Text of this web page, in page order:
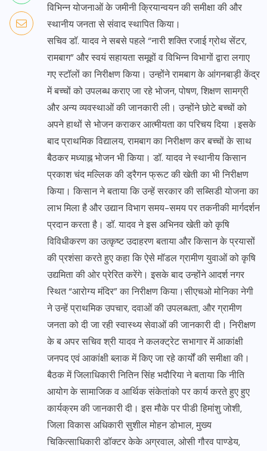
विभिन्न योजनाओं के जमीनी क्रियान्वयन की समीक्षा की और
स्थानीय जनता से संवाद स्थापित किया।
सचिव डॉ. यादव ने सबसे पहले “नारी शक्ति रजाई ग्रोथ सेंटर,
रामबाग” और स्वयं सहायता समूहों व विभिन्न विभागों द्वारा लगाए
गए स्टॉलों का निरीक्षण किया। उन्होंने रामबाग के आंगनबाड़ी केंद्र
में बच्चों को उपलब्ध कराए जा रहे भोजन, पोषण, शिक्षण सामग्री
और अन्य व्यवस्थाओं की जानकारी ली। उन्होंने छोटे बच्चों को
अपने हाथों से भोजन कराकर आत्मीयता का परिचय दिया ।इसके
बाद प्राथमिक विद्यालय, रामबाग का निरीक्षण कर बच्चों के साथ
बैठकर मध्याह्न भोजन भी किया। डॉ. यादव ने स्थानीय किसान
प्रकाश चंद मल्लिक की ड्रैगन फ्रूट की खेती का भी निरीक्षण
किया। किसान ने बताया कि उन्हें सरकार की सब्सिडी योजना का
लाभ मिला है और उद्यान विभाग समय-समय पर तकनीकी मार्गदर्शन
प्रदान करता है। डॉ. यादव ने इस अभिनव खेती को कृषि
विविधीकरण का उत्कृष्ट उदाहरण बताया और किसान के प्रयासों
की प्रशंसा करते हुए कहा कि ऐसे मॉडल ग्रामीण युवाओं को कृषि
उद्यमिता की ओर प्रेरित करेंगे। इसके बाद उन्होंने आदर्श नगर
स्थित “आरोग्य मंदिर” का निरीक्षण किया।सीएचओ मोनिका नेगी
ने उन्हें प्राथमिक उपचार, दवाओं की उपलब्धता, और ग्रामीण
जनता को दी जा रही स्वास्थ्य सेवाओं की जानकारी दी। निरीक्षण
के ब अपर सचिव श्री यादव ने कलक्ट्रेट सभागार में आकांक्षी
जनपद एवं आकांक्षी ब्लाक में किए जा रहे कार्यों की समीक्षा की।
बैठक में जिलाधिकारी नितिन सिंह भदौरिया ने बताया कि नीति
आयोग के सामाजिक व आर्थिक संकेतांको पर कार्य करते हुए हुए
कार्यक्रम की जानकारी दी। इस मौके पर पीडी हिमांशु जोशी,
जिला विकास अधिकारी सुशील मोहन डोभाल, मुख्य
चिकित्साधिकारी डॉक्टर केके अग्रवाल, ओसी गौरव पाण्डेय,